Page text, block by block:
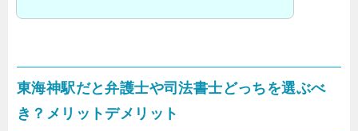
東海神駅だと弁護士や司法書士どっちを選ぶべ
き？メリットデメリット